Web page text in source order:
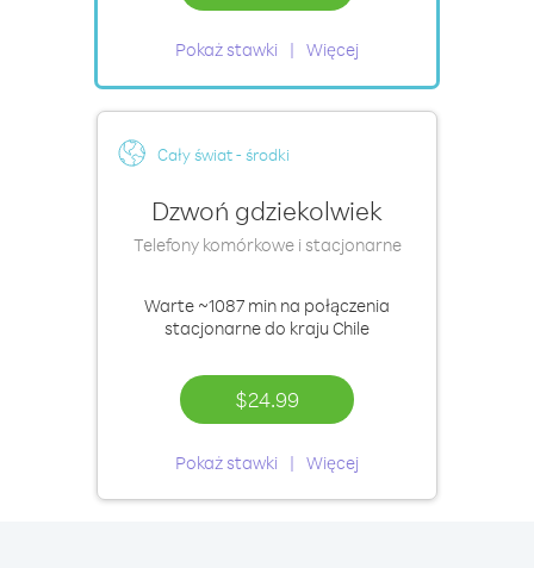
Pokaż stawki Więcej
Cały świat - środki
Dzwoń gdziekolwiek
Telefony komórkowe i stacjonarne
Warte ~1087 min na połączenia
stacjonarne do kraju Chile
$24.99
Pokaż stawki Więcej